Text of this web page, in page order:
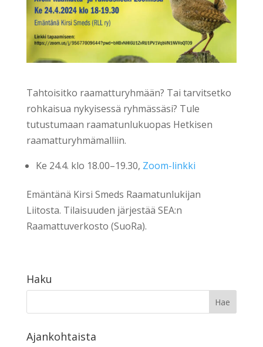
Tahtoisitko raamatturyhmään? Tai tarvitsetko
rohkaisua nykyisessä ryhmässäsi? Tule
tutustumaan raamatunlukuopas Hetkisen
raamatturyhmämalliin.
Ke 24.4. klo 18.00–19.30, Zoom-linkki
Emäntänä Kirsi Smeds Raamatunlukijan
Liitosta. Tilaisuuden järjestää SEA:n
Raamattuverkosto (SuoRa).
Haku
Ajankohtaista